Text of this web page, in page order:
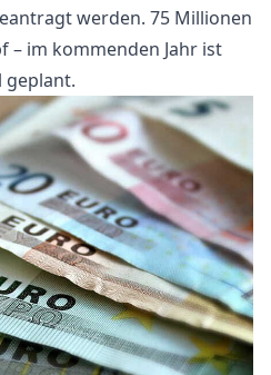
werden. 75 Millionen
– im kommenden Jahr ist
geplant.